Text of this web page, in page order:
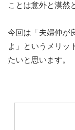
ことは意外と漠然
今回は「夫婦仲が
よ」というメリッ
たいと思います。